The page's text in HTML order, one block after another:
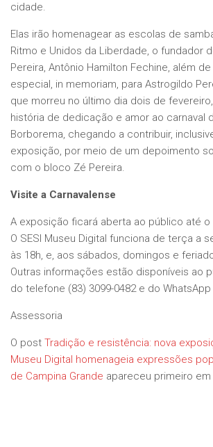
cidade.
Elas irão homenagear as escolas de
Ritmo e Unidos da Liberdade, o fundador
Pereira, Antônio Hamilton Fechine, além
especial, in memoriam, para Astrogildo
que morreu no último dia dois de
história de dedicação e amor ao carnaval
Borborema, chegando a contribuir,
exposição, por meio de um depoimento
com o bloco Zé Pereira.
Visite a Carnavalense
A exposição ficará aberta ao público até
O SESI Museu Digital funciona de terça a
às 18h, e, aos sábados, domingos e
Outras informações estão disponíveis ao
do telefone (83) 3099-0482 e do WhatsApp
Assessoria
O post Tradição e resistência: nova
Museu Digital homenageia expressões
de Campina Grande apareceu primeiro em